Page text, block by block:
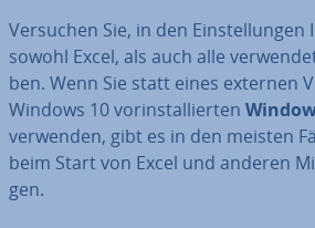
Versuchen Sie, in den Ein­stel­lun­gen
sowohl Excel, als auch alle
ben. Wenn Sie statt eines externen
Windows 10 vor­in­stal­lier­ten
verwenden, gibt es in den meisten
beim Start von Excel und anderen
gen.